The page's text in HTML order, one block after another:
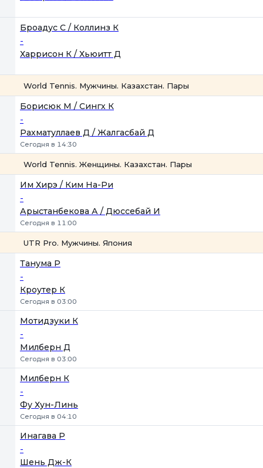
Броадус С / Коллинз К
-
Харрисон К / Хьюитт Д
World Tennis. Мужчины. Казахстан. Пары
Борисюк М / Сингх К
-
Рахматуллаев Д / Жалгасбай Д
Сегодня в 14:30
World Tennis. Женщины. Казахстан. Пары
Им Хирэ / Ким На-Ри
-
Арыстанбекова А / Дюссебай И
Сегодня в 11:00
UTR Pro. Мужчины. Япония
Танума Р
-
Кроутер К
Сегодня в 03:00
Мотидзуки К
-
Милберн Д
Сегодня в 03:00
Милберн К
-
Фу Хун-Линь
Сегодня в 04:10
Инагава Р
-
Шень Дж-К